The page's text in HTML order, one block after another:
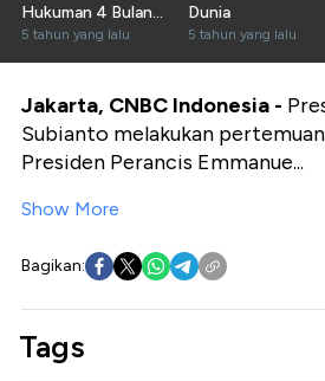
Hukuman 4 Bulan
Penjara
5 tahun yang lalu
Dunia
5 tahun yang lalu
Jakarta, CNBC Indonesia -
Subianto melakukan
Presiden Perancis Emmanue...
Show More
Bagikan:
Tags